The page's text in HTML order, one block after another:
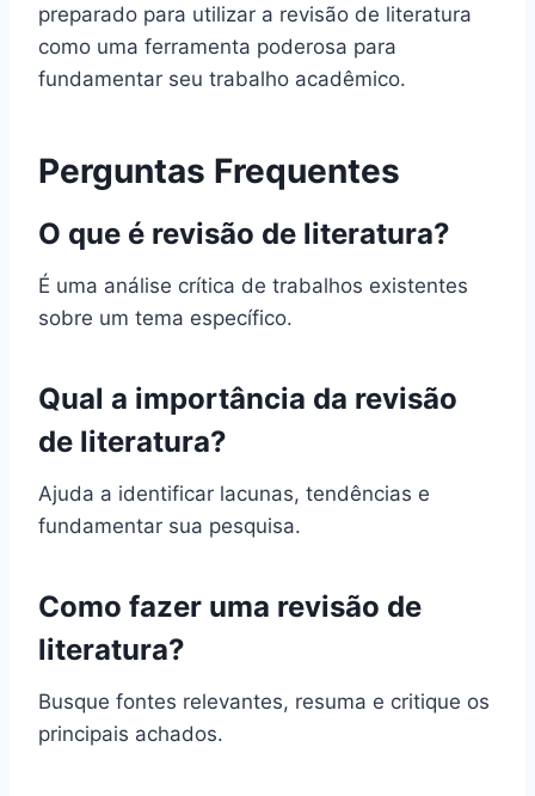
preparado para utilizar a revisão de literatura
como uma ferramenta poderosa para
fundamentar seu trabalho acadêmico.
Perguntas Frequentes
O que é revisão de literatura?
É uma análise crítica de trabalhos existentes
sobre um tema específico.
Qual a importância da revisão
de literatura?
Ajuda a identificar lacunas, tendências e
fundamentar sua pesquisa.
Como fazer uma revisão de
literatura?
Busque fontes relevantes, resuma e critique os
principais achados.